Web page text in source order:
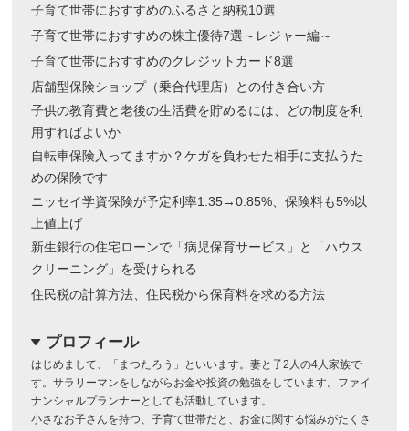
子育て世帯におすすめのふるさと納税10選
子育て世帯におすすめの株主優待7選～レジャー編～
子育て世帯におすすめのクレジットカード8選
店舗型保険ショップ（乗合代理店）との付き合い方
子供の教育費と老後の生活費を貯めるには、どの制度を利
用すればよいか
自転車保険入ってますか？ケガを負わせた相手に支払うた
めの保険です
ニッセイ学資保険が予定利率1.35→0.85%、保険料も5%以
上値上げ
新生銀行の住宅ローンで「病児保育サービス」と「ハウス
クリーニング」を受けられる
住民税の計算方法、住民税から保育料を求める方法
dropdown プロフィール
はじめまして、「まつたろう」といいます。妻と子2人の4人家族で
す。サラリーマンをしながらお金や投資の勉強をしています。ファイ
ナンシャルプランナーとしても活動しています。
小さなお子さんを持つ、子育て世帯だと、お金に関する悩みがたくさ